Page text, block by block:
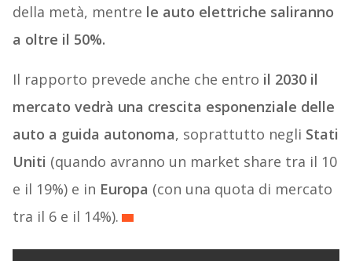
della metà, mentre le auto elettriche saliranno
a oltre il 50%.
Il rapporto prevede anche che entro il 2030 il
mercato vedrà una crescita esponenziale delle
auto a guida autonoma, soprattutto negli Stati
Uniti (quando avranno un market share tra il 10
e il 19%) e in Europa (con una quota di mercato
tra il 6 e il 14%).